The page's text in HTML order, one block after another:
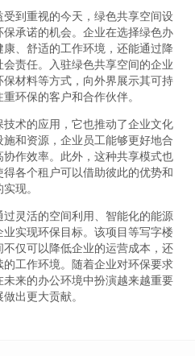
到重视的今天，绿色共享空间设
承诺的机会。企业在选择绿色办
、舒适的工作环境，还能通过降
责任。入驻绿色共享空间的企业
材料等方式，向外界展示其可持
环保的客户和合作伙伴。
术的应用，它也推动了企业文化
和资源，企业员工能够更好地合
作效率。此外，这种共享模式也
各个租户可以借助彼此的优势和
现。
灵活的空间利用、智能化的能源
实现环保目标。该项目等写字楼
仅可以降低企业的运营成本，还
工作环境。随着企业对环保要求
来的办公环境中扮演越来越重要
出更大贡献。